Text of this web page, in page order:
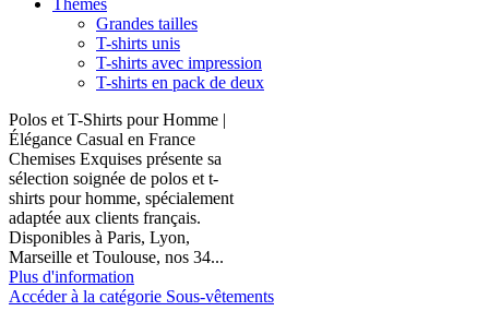
Thèmes
Grandes tailles
T-shirts unis
T-shirts avec impression
T-shirts en pack de deux
Polos et T-Shirts pour Homme |
Élégance Casual en France
Chemises Exquises présente sa
sélection soignée de polos et t-
shirts pour homme, spécialement
adaptée aux clients français.
Disponibles à Paris, Lyon,
Marseille et Toulouse, nos 34...
Plus d'information
Accéder à la catégorie Sous-vêtements